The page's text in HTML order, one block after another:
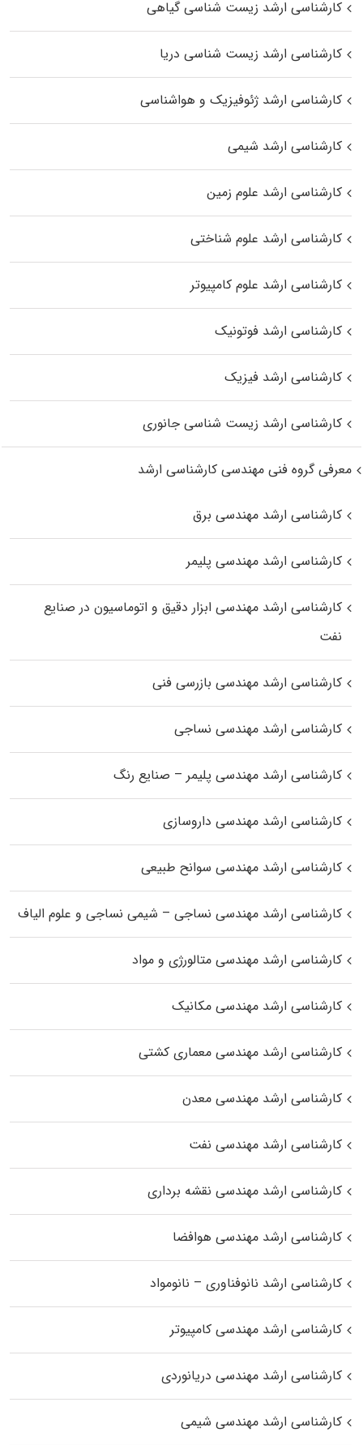
کارشناسی ارشد زیست‌ شناسی گیاهی
کارشناسی ارشد زیست‌ شناسی دریا
کارشناسی ارشد ژئوفیزیک و هواشناسی
کارشناسی ارشد شیمی
کارشناسی ارشد علوم زمین
کارشناسی ارشد علوم شناختی
کارشناسی ارشد علوم کامپیوتر
کارشناسی ارشد فوتونیک
کارشناسی ارشد فیزیک
کارشناسی ارشد زیست‌ شناسی جانوری
معرفی گروه فنی مهندسی کارشناسی ارشد
کارشناسی ارشد مهندسی برق
کارشناسی ارشد مهندسی پلیمر
کارشناسی ارشد مهندسی ابزار دقیق و اتوماسیون در صنایع
نفت
کارشناسی ارشد مهندسی بازرسی فنی
کارشناسی ارشد مهندسی نساجی
کارشناسی ارشد مهندسی پلیمر – صنایع رنگ
کارشناسی ارشد مهندسی داروسازی
کارشناسی ارشد مهندسی سوانح طبیعی
کارشناسی ارشد مهندسی نساجی – شیمی نساجی و علوم الیاف
کارشناسی ارشد مهندسی متالورژی و مواد
کارشناسی ارشد مهندسی مکانیک
کارشناسی ارشد مهندسی معماری کشتی
کارشناسی ارشد مهندسی معدن
کارشناسی ارشد مهندسی نفت
کارشناسی ارشد مهندسی نقشه برداری
کارشناسی ارشد مهندسی هوافضا
کارشناسی ارشد نانوفناوری – نانومواد
کارشناسی ارشد مهندسی کامپیوتر
کارشناسی ارشد مهندسی دریانوردی
کارشناسی ارشد مهندسی شیمی